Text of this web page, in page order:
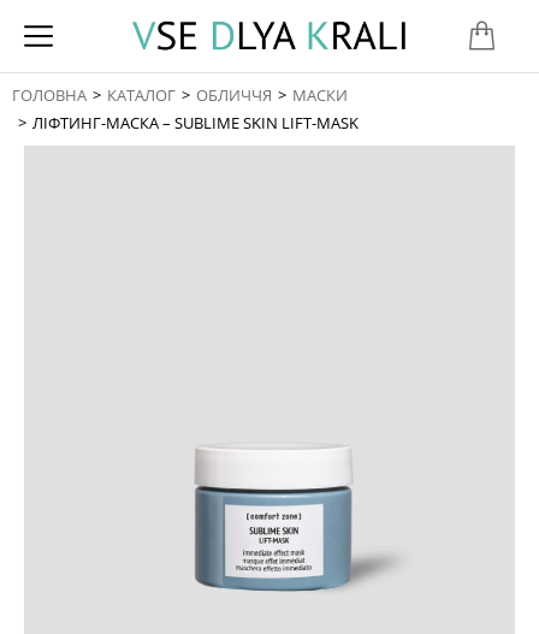
You are here:
ГОЛОВНА КАТАЛОГ ОБЛИЧЧЯ
МАСКИ
ЛІФТИНГ-МАСКА – SUBLIME SKIN LIFT-MASK